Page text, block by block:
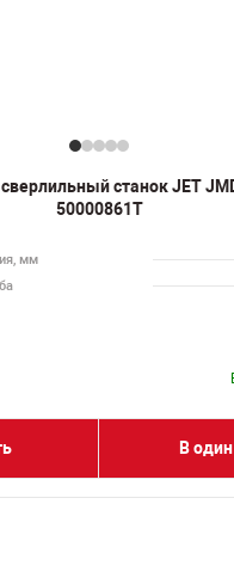
станок JET
50000861T
мм
В